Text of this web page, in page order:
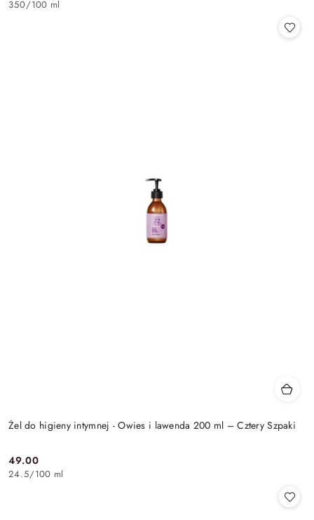
350/100 ml
Żel do higieny intymnej - Owies i lawenda 200 ml – Cztery Szpaki
Cena:
49.00
24.5/100 ml